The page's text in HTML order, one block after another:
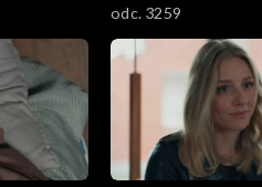
odc. 3259